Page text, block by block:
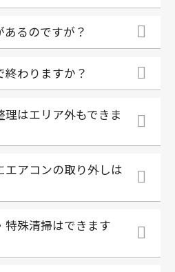
るのですが？
わりますか？
はエリア外もできま
エアコンの取り外しは
特殊清掃はできます